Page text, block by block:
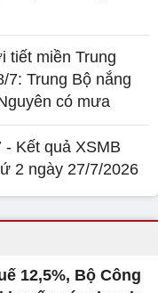
tiết miền Trung
7: Trung Bộ nắng
có mưa
- Kết quả XSMB
2 ngày 27/7/2026
12,5%, Bộ Công